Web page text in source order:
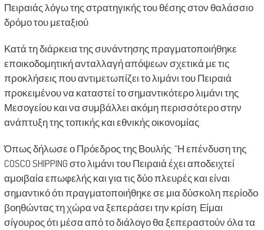
Πειραιάς λόγω της στρατηγικής του θέσης στον θαλάσσιο
δρόμο του μεταξιού.
Κατά τη διάρκεια της συνάντησης πραγματοποιήθηκε
εποικοδομητική ανταλλαγή απόψεων σχετικά με τις
προκλήσεις που αντιμετωπίζει το λιμάνι του Πειραιά
προκειμένου να καταστεί το σημαντικότερο λιμάνι της
Μεσογείου και να συμβάλλει ακόμη περισσότερο στην
ανάπτυξη της τοπικής και εθνικής οικονομίας.
Όπως δήλωσε ο Πρόεδρος της Βουλής: “Η επένδυση της
COSCO SHIPPING στο λιμάνι του Πειραιά έχει αποδειχτεί
αμοιβαία επωφελής και για τις δύο πλευρές και είναι
σημαντικό ότι πραγματοποιήθηκε σε μια δύσκολη περίοδο
βοηθώντας τη χώρα να ξεπεράσει την κρίση. Είμαι
σίγουρος ότι μέσα από το διάλογο θα ξεπεραστούν όλα τα